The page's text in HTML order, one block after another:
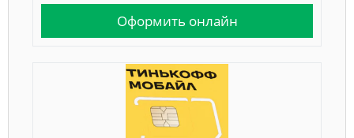
Оформить онлайн